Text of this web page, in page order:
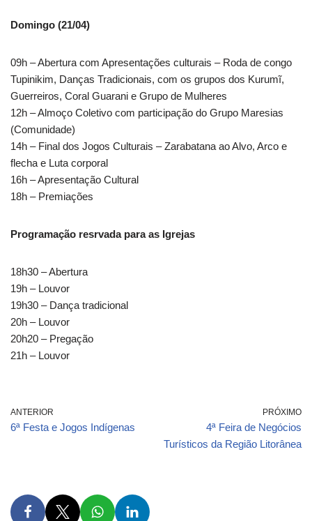
Domingo (21/04)
09h – Abertura com Apresentações culturais – Roda de congo
Tupinikim, Danças Tradicionais, com os grupos dos Kurumĩ,
Guerreiros, Coral Guarani e Grupo de Mulheres
12h – Almoço Coletivo com participação do Grupo Maresias
(Comunidade)
14h – Final dos Jogos Culturais – Zarabatana ao Alvo, Arco e
flecha e Luta corporal
16h – Apresentação Cultural
18h – Premiações
Programação resrvada para as Igrejas
18h30 – Abertura
19h – Louvor
19h30 – Dança tradicional
20h – Louvor
20h20 – Pregação
21h – Louvor
ANTERIOR
6ª Festa e Jogos Indígenas
PRÓXIMO
4ª Feira de Negócios
Turísticos da Região Litorânea